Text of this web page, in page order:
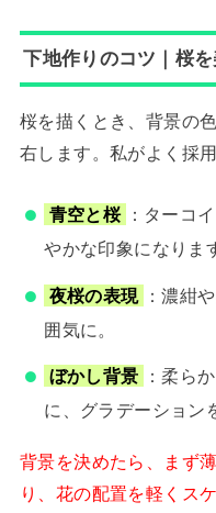
下地作りのコツ｜桜
桜を描くとき、背景の
右します。私がよく採
青空と桜
：ターコ
やかな印象になりま
夜桜の表現
：濃紺
囲気に。
ぼかし背景
：柔ら
に、グラデーション
背景を決めたら、まず
り、花の配置を軽くス